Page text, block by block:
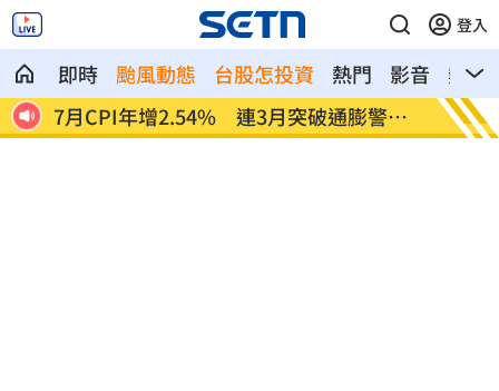
登入
即時 颱風動態 台股怎投資 熱門 影音
熱搜
金鐘星光主持陣容曝 夏和熙木木續扛紅
毯
白海